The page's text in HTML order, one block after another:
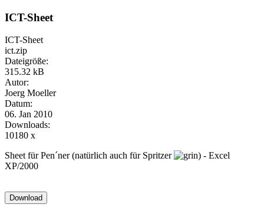
ICT-Sheet
ICT-Sheet
ict.zip
Dateigröße:
315.32 kB
Autor:
Joerg Moeller
Datum:
06. Jan 2010
Downloads:
10180 x
Sheet für Pen´ner (natürlich auch für Spritzer
) - Excel
XP/2000